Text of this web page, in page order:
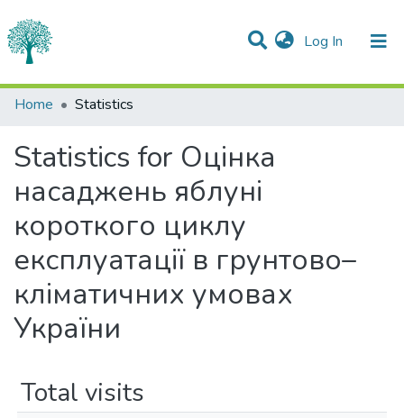
Log In (current)
Communities & Collections
Home Statistics
Statistics for Оцінка
насаджень яблуні
короткого циклу
експлуатації в грунтово–
кліматичних умовах
України
Total visits